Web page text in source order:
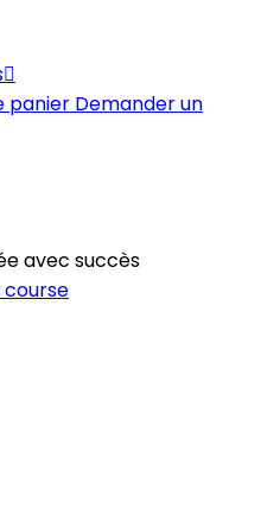

panier Demander un
avec succès
course